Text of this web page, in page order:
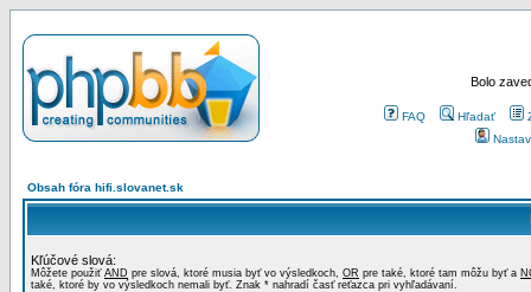
Bolo
FAQ Hľadať
Obsah fóra hifi.slovanet.sk
Kľúčové slová:
Môžete použiť AND pre slová, ktoré musia byť vo výsledkoch, OR pre také, ktoré tam môžu byť a
také, ktoré by vo výsledkoch nemali byť. Znak * nahradí časť reťazca pri vyhľadávaní.